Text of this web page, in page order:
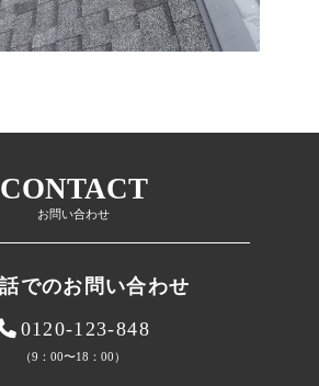
CONTACT
お問い合わせ
でのお問い合わせ
0120-123-848
（9：00〜18：00）